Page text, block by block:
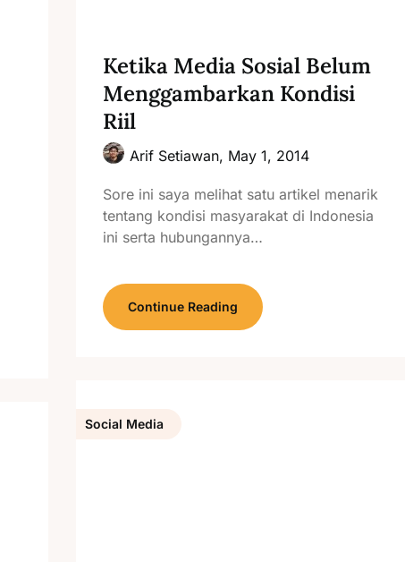
Ketika Media Sosial Belum
Menggambarkan Kondisi
Riil
Arif Setiawan, May 1, 2014
Sore ini saya melihat satu artikel menarik
tentang kondisi masyarakat di Indonesia
ini serta hubungannya…
Continue Reading
Social Media